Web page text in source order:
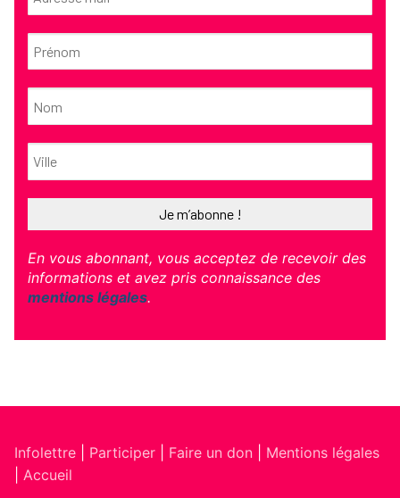
En vous abonnant, vous acceptez de recevoir des
informations et avez pris connaissance des
mentions légales.
Infolettre Participer Faire un don
Mentions légales
Accueil